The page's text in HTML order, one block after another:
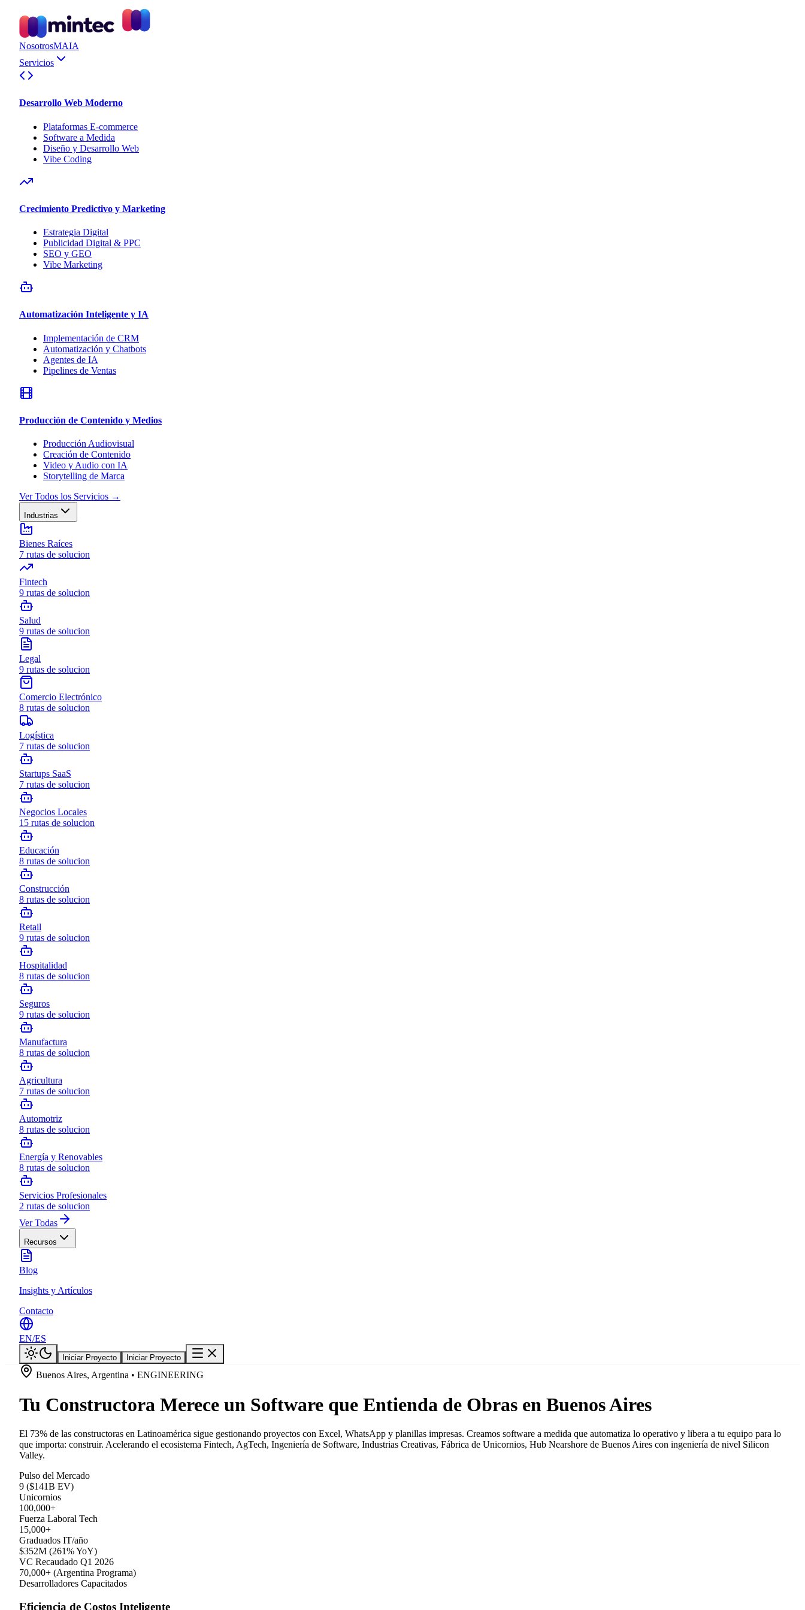
NosotrosMAIA
Servicios
Desarrollo Web Moderno
Plataformas E-commerce
Software a Medida
Diseño y Desarrollo Web
Vibe Coding
Crecimiento Predictivo y Marketing
Estrategia Digital
Publicidad Digital & PPC
SEO y GEO
Vibe Marketing
Automatización Inteligente y IA
Implementación de CRM
Automatización y Chatbots
Agentes de IA
Pipelines de Ventas
Producción de Contenido y Medios
Producción Audiovisual
Creación de Contenido
Video y Audio con IA
Storytelling de Marca
Ver Todos los Servicios →
Industrias
Bienes Raíces
7 rutas de solucion
Fintech
9 rutas de solucion
Salud
9 rutas de solucion
Legal
9 rutas de solucion
Comercio Electrónico
8 rutas de solucion
Logística
7 rutas de solucion
Startups SaaS
7 rutas de solucion
Negocios Locales
15 rutas de solucion
Educación
8 rutas de solucion
Construcción
8 rutas de solucion
Retail
9 rutas de solucion
Hospitalidad
8 rutas de solucion
Seguros
9 rutas de solucion
Manufactura
8 rutas de solucion
Agricultura
7 rutas de solucion
Automotriz
8 rutas de solucion
Energía y Renovables
8 rutas de solucion
Servicios Profesionales
2 rutas de solucion
Ver Todas
Recursos
Blog
Insights y Artículos
Contacto
EN/ES
Iniciar Proyecto Iniciar Proyecto
Buenos Aires, Argentina • ENGINEERING
Tu Constructora Merece un Software que Entienda de Obras en Buenos Aires
El 73% de las constructoras en Latinoamérica sigue gestionando proyectos con Excel, WhatsApp y planillas impresas. Creamos software a medida que automatiza lo operativo y libera a tu equipo para lo
que importa: construir. Acelerando el ecosistema Fintech, AgTech, Ingeniería de Software, Industrias Creativas, Fábrica de Unicornios, Hub Nearshore de Buenos Aires con ingeniería de nivel Silicon
Valley.
Pulso del Mercado
9 ($141B EV)
Unicornios
100,000+
Fuerza Laboral Tech
15,000+
Graduados IT/año
$352M (261% YoY)
VC Recaudado Q1 2026
70,000+ (Argentina Programa)
Desarrolladores Capacitados
Eficiencia de Costos Inteligente